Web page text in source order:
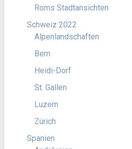
Roms Stadtansichten
Schweiz 2022
Alpenlandschaften
Bern
Heidi-Dorf
St. Gallen
Luzern
Zürich
Spanien